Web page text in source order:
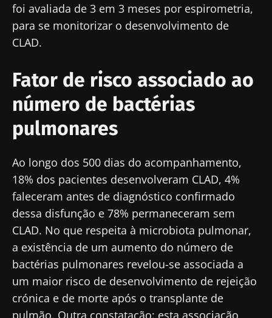
foi avaliada de 3 em 3 meses por espirometria,
para se monitorizar o desenvolvimento de
CLAD.
Fator de risco associado ao
número de bactérias
pulmonares
Ao longo dos 500 dias do acompanhamento,
18% dos pacientes desenvolveram CLAD, 4%
faleceram antes de diagnóstico confirmado
dessa disfunção e 78% permaneceram sem
CLAD. No que respeita à microbiota pulmonar,
a existência de um aumento do número de
bactérias pulmonares revelou-se associada a
um maior risco de desenvolvimento de rejeição
crónica e de morte após o transplante de
pulmão. Outra constatação: esta associação
Fique connosco!
Junte-se à comunidade de profissionais de